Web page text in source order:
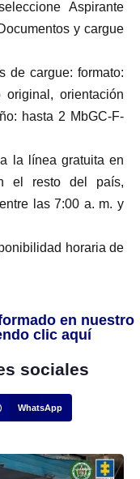
Aspirante
y cargue
de cargue: formato:
original, orientación
hasta 2 MbGC-F-
la línea gratuita en
el resto del país,
las 7:00 a. m. y
horaria de
en nuestro
clic aquí
sociales
WhatsApp